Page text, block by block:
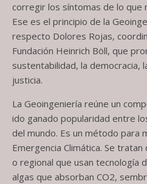
corregir los síntomas de lo que
Ese es el principio de la
respecto Dolores Rojas,
Fundación Heinrich Böll, que
sustentabilidad, la democracia,
justicia.
La Geoingeniería reúne un
ido ganado popularidad entre
del mundo. Es un método para
Emergencia Climática. Se
o regional que usan tecnología
algas que absorban CO2,